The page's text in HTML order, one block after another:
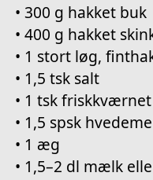
• 300 g hakket buk
• 400 g hakket
• 1 stort løg,
• 1,5 tsk salt
• 1 tsk
• 1,5 spsk
• 1 æg
• 1,5–2 dl mælk